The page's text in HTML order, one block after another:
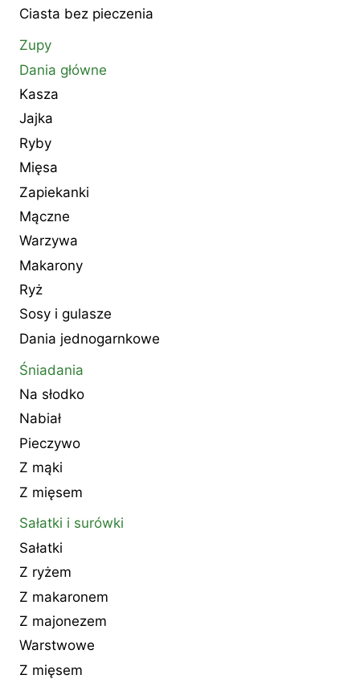
Ciasta bez pieczenia
Zupy
Dania główne
Kasza
Jajka
Ryby
Mięsa
Zapiekanki
Mączne
Warzywa
Makarony
Ryż
Sosy i gulasze
Dania jednogarnkowe
Śniadania
Na słodko
Nabiał
Pieczywo
Z mąki
Z mięsem
Sałatki i surówki
Sałatki
Z ryżem
Z makaronem
Z majonezem
Warstwowe
Z mięsem